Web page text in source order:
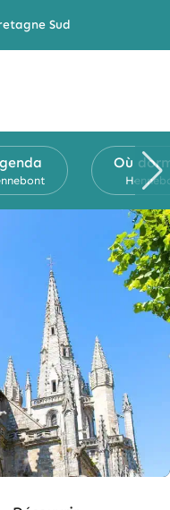
Sud
Où